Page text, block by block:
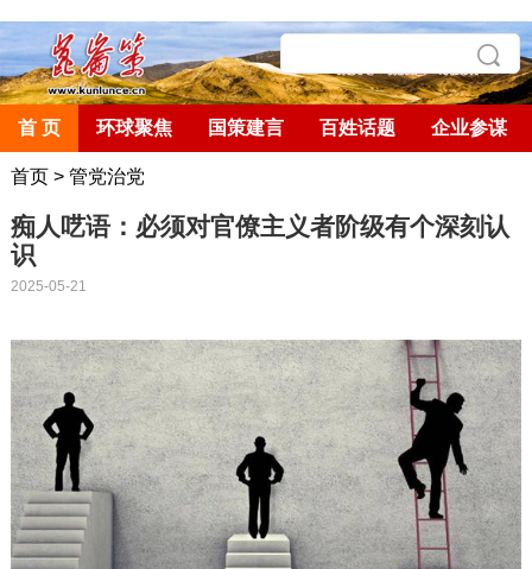
首 页 环球聚焦 国策建言 百姓话题 企业参谋
首页> 管党治党
痴人呓语：必须对官僚主义者阶级有个深刻认
识
2025-05-21